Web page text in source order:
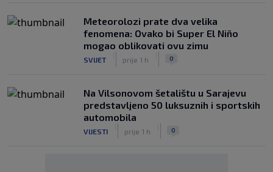
Meteorolozi prate dva velika
fenomena: Ovako bi Super El Niño
mogao oblikovati ovu zimu
SVIJET prije 1 h 0
Na Vilsonovom šetalištu u Sarajevu
predstavljeno 50 luksuznih i sportskih
automobila
VIJESTI prije 1 h 0